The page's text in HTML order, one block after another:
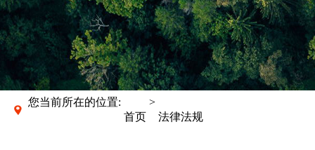
您当前所在的位置: 首页 > 法律法规